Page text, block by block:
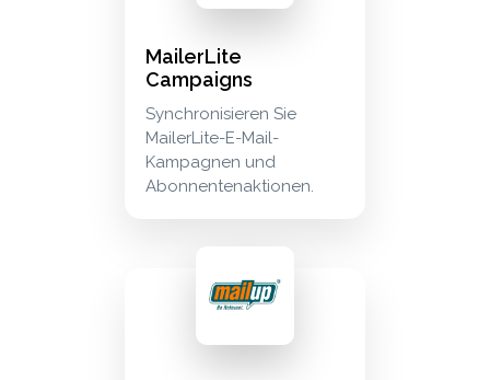
MailerLite
Campaigns
Synchronisieren Sie
MailerLite-E-Mail-
Kampagnen und
Abonnentenaktionen.
mailup verknüpfen sie die kontakte und